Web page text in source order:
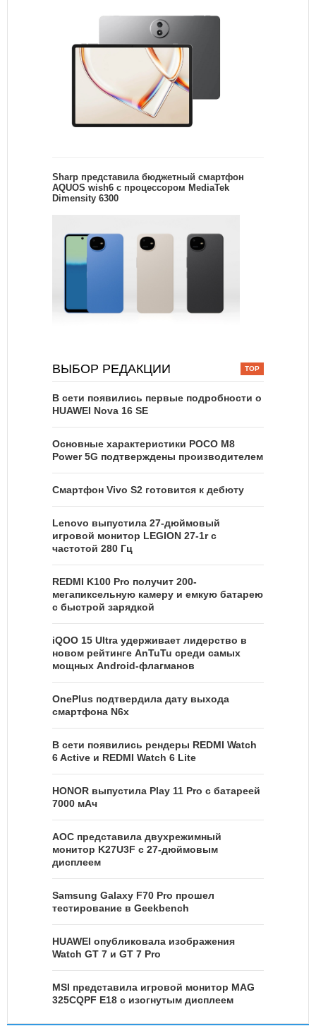
Sharp представила бюджетный смартфон
AQUOS wish6 с процессором MediaTek
Dimensity 6300
ВЫБОР РЕДАКЦИИ
В сети появились первые подробности о
HUAWEI Nova 16 SE
Основные характеристики POCO M8
Power 5G подтверждены производителем
Смартфон Vivo S2 готовится к дебюту
Lenovo выпустила 27-дюймовый
игровой монитор LEGION 27-1r с
частотой 280 Гц
REDMI K100 Pro получит 200-
мегапиксельную камеру и емкую батарею
с быстрой зарядкой
iQOO 15 Ultra удерживает лидерство в
новом рейтинге AnTuTu среди самых
мощных Android-флагманов
OnePlus подтвердила дату выхода
смартфона N6x
В сети появились рендеры REDMI Watch
6 Active и REDMI Watch 6 Lite
HONOR выпустила Play 11 Pro с батареей
7000 мАч
AOC представила двухрежимный
монитор K27U3F с 27-дюймовым
дисплеем
Samsung Galaxy F70 Pro прошел
тестирование в Geekbench
HUAWEI опубликовала изображения
Watch GT 7 и GT 7 Pro
MSI представила игровой монитор MAG
325CQPF E18 с изогнутым дисплеем